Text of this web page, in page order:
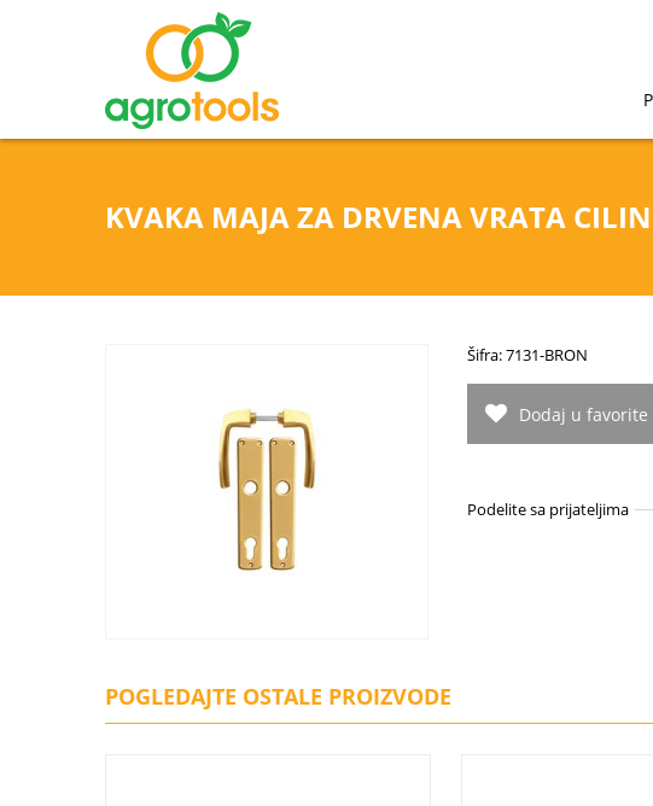
KVAKA MAJA ZA DRVENA VRATA
Šifra: 7131-BRON
Dodaj u favorite
Podelite sa prijateljima
POGLEDAJTE OSTALE PROIZVODE